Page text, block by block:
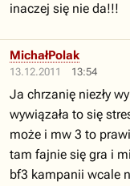
inaczej się nie da!!!
13.12.2011 13:54
MichałPolak
Ja chrzanię niezły
wywiązała to się
może i mw 3 to
tam fajnie się gra i
bf3 kampanii wcale